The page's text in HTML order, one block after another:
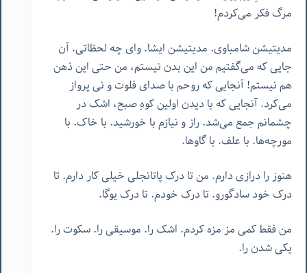
مرگ فکر می‌کردم!
مدیتیشن شامباوی. مدیتیشن ایشا. وای چه لحظاتی. آن
جایی که می‌گفتیم من این بدن نیستم، من حتی این ذهن
هم نیستم! آنجایی که روحم با صدای فلوت و نی پرواز
می‌کرد. آنجایی که با دیدن اولین کوهِ صبح، اشک در
چشمانم جمع می‌شد. راز و نیازم با خورشید. با خاک. با
مورچه‌ها. با علف. با گاوها.
هنوز را درازی دارم. من تا درک پاتانجلی خیلی کار دارم. تا
درک خود سادگورو. تا درک خودم. تا درک یوگا.
من فقط کمی مز مزه کردم. اشک را. موسیقی را. سکوت را.
یکی شدن را.